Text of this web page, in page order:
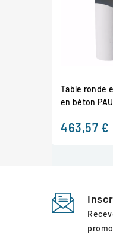
Table ronde
en béton
463,57 €